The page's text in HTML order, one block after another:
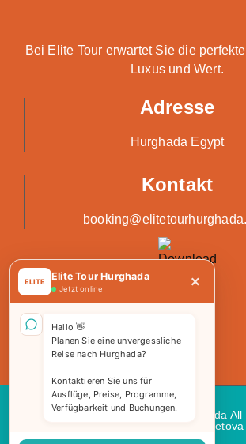
ELITE Elite Tour Hurghada
Jetzt online ×
Hallo 👋
Planen Sie eine unvergessliche
Reise nach Hurghada?
Kontaktieren Sie uns für
Ausflüge, Preise, Programme,
Verfügbarkeit und Buchungen.
Bei Elite Tour erwartet Sie die
Luxus und Wert.
Adresse
Hurghada Egypt
Kontakt
Copyright 2026 © Elite Tours Hurghada All
by Kemetova